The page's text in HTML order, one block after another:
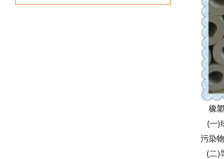
橡塑
(一)
污染
(二)